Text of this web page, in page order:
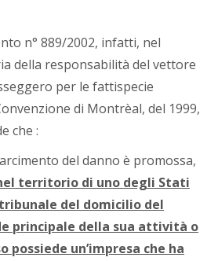
n° 889/2002, infatti, nel
della responsabilità del vettore
per le fattispecie
di Montrèal, del 1999,
che :
del danno è promossa,
territorio di uno degli Stati
del domicilio del
principale della sua attività o
possiede un’impresa che ha